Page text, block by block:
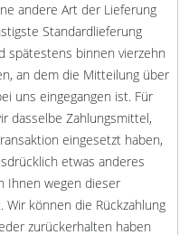
andere Art der Lieferung
Standardlieferung
spätestens binnen vierzehn
an dem die Mitteilung über
uns eingegangen ist. Für
dasselbe Zahlungsmittel,
eingesetzt haben,
etwas anderes
Ihnen wegen dieser
Wir können die Rückzahlung
zurückerhalten haben